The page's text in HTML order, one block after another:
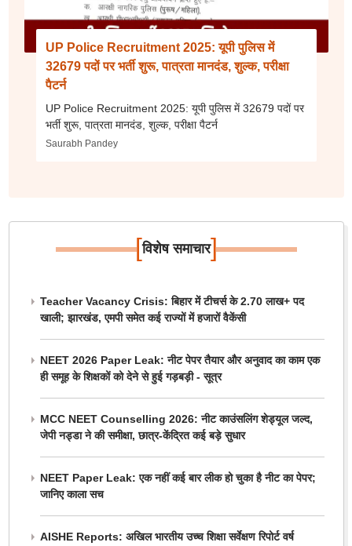
UP Police Recruitment 2025: यूपी पुलिस में
32679 पदों पर भर्ती शुरू, पात्रता मानदंड, शुल्क, परीक्षा
पैटर्न
UP Police Recruitment 2025: यूपी पुलिस में 32679 पदों पर
भर्ती शुरू, पात्रता मानदंड, शुल्क, परीक्षा पैटर्न
Saurabh Pandey
[विशेष समाचार]
Teacher Vacancy Crisis: बिहार में टीचर्स के 2.70 लाख+ पद
खाली; झारखंड, एमपी समेत कई राज्यों में हजारों वैकेंसी
NEET 2026 Paper Leak: नीट पेपर तैयार और अनुवाद का काम एक
ही समूह के शिक्षकों को देने से हुई गड़बड़ी - सूत्र
MCC NEET Counselling 2026: नीट काउंसलिंग शेड्यूल जल्द,
जेपी नड्डा ने की समीक्षा, छात्र-केंद्रित कई बड़े सुधार
NEET Paper Leak: एक नहीं कई बार लीक हो चुका है नीट का पेपर;
जानिए काला सच
AISHE Reports: अखिल भारतीय उच्च शिक्षा सर्वेक्षण रिपोर्ट वर्ष